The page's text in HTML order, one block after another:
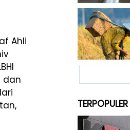
Ahli
dan
TERPOPULER